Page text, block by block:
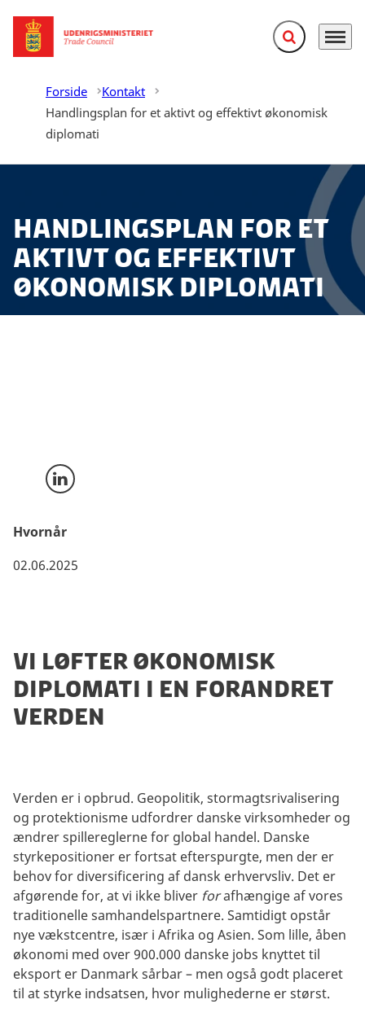
Gå til forsiden Fold søgefelt ud
Menu
Forside
Kontakt
Handlingsplan for et aktivt og effektivt økonomisk
diplomati
Handlingsplan for et
aktivt og effektivt
økonomisk diplomati
Del på LinkedIn
Hvornår
02.06.2025
VI LØFTER ØKONOMISK
DIPLOMATI I EN FORANDRET
VERDEN
Verden er i opbrud. Geopolitik, stormagtsrivalisering
og protektionisme udfordrer danske virksomheder og
ændrer spillereglerne for global handel. Danske
styrkepositioner er fortsat efterspurgte, men der er
behov for diversificering af dansk erhvervsliv. Det er
afgørende for, at vi ikke bliver forafhængige af vores
traditionelle samhandelspartnere. Samtidigt opstår
nye vækstcentre, især i Afrika og Asien. Som lille, åben
økonomi med over 900.000 danske jobs knyttet til
eksport er Danmark sårbar – men også godt placeret
til at styrke indsatsen, hvor mulighederne er størst.